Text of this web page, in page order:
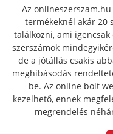
Az
termékeknél akár 20
találkozni, ami
szerszámok
de a jótállás csakis
meghibásodás
be. Az online bolt
kezelhető, ennek
megrendelés